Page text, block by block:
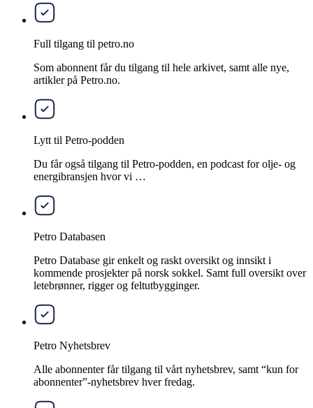
Full tilgang til petro.no
Som abonnent får du tilgang til hele arkivet, samt alle nye,
artikler på Petro.no.
Lytt til Petro-podden
Du får også tilgang til Petro-podden, en podcast for olje- og
energibransjen hvor vi …
Petro Databasen
Petro Database gir enkelt og raskt oversikt og innsikt i
kommende prosjekter på norsk sokkel. Samt full oversikt over
letebrønner, rigger og feltutbygginger.
Petro Nyhetsbrev
Alle abonnenter får tilgang til vårt nyhetsbrev, samt “kun for
abonnenter”-nyhetsbrev hver fredag.